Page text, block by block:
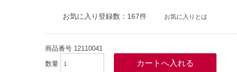
お気に入り登録数：167件 お気に入りとは
商品番号 12110041
数量